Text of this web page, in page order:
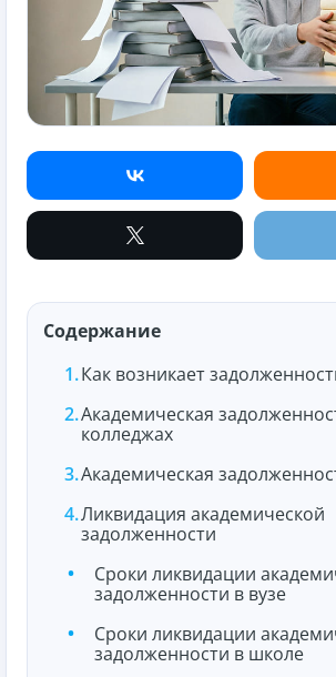
Содержание
Как возникает
Академическая
колледжах
Академическая
Ликвидация академической
задолженности
Сроки ликвидации
задолженности в вузе
Сроки ликвидации
задолженности в школе